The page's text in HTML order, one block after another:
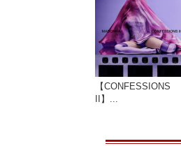
【CONFESSIONS
II】...